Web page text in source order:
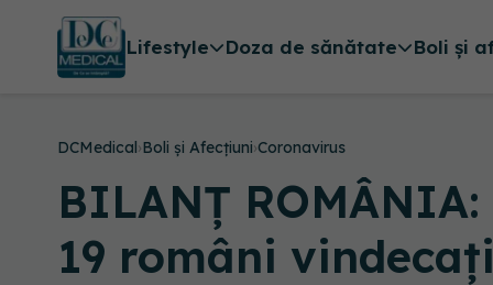
Lifestyle Doza de sănătate Boli și
DCMedical›Boli și Afecțiuni›Coronavirus
BILANȚ
19 români vindecați